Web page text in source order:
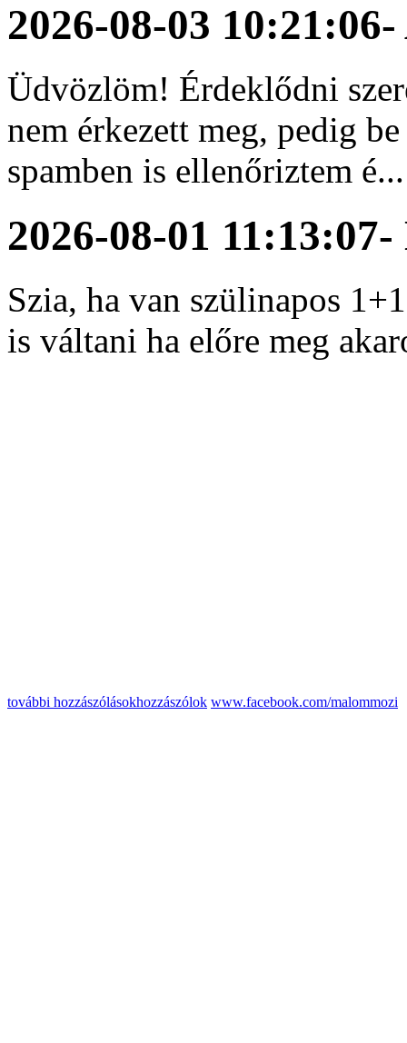
2026-08-03 10:21:06-
Üdvözlöm! Érdeklődni
nem érkezett meg, pedig
spamben is ellenőriztem é...
2026-08-01 11:13:07-
Szia, ha van szülinapos
is váltani ha előre meg
további hozzászólásokhozzászólok www.facebook.com/malommozi